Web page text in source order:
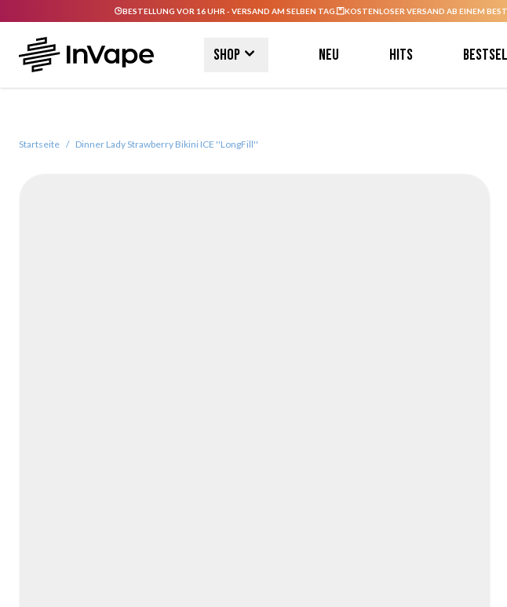
BESTELLUNG VOR 16 UHR - VERSAND AM SELBEN TAG. KOSTENLOSER VERSAND AB EINEM
Shop Neu Hits
Startseite / Dinner Lady Strawberry Bikini ICE ''LongFill''